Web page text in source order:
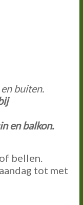
buiten.
en balkon.
bellen.
tot met